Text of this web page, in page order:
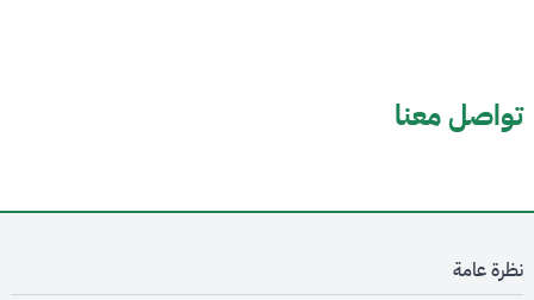
تواصل معنا
نظرة عامة